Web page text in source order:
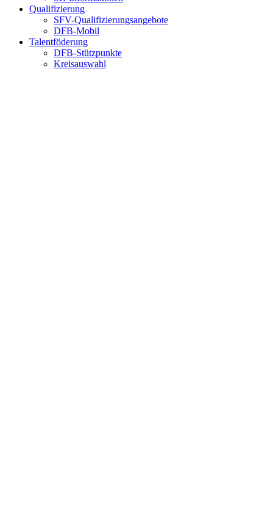
Qualifizierung
SFV-Qualifizierungsangebote
DFB-Mobil
Talentföderung
DFB-Stützpunkte
Kreisauswahl